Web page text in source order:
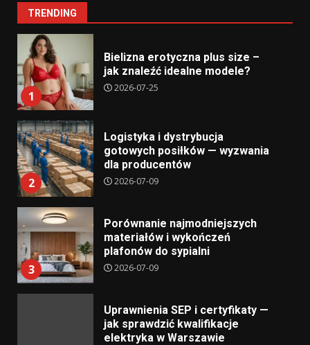
TRENDING
1
Bielizna erotyczna plus size –
jak znaleźć idealne modele?
2026-07-25
2
Logistyka i dystrybucja
gotowych posiłków — wyzwania
dla producentów
2026-07-09
3
Porównanie najmodniejszych
materiałów i wykończeń
plafonów do sypialni
2026-07-09
Uprawnienia SEP i certyfikaty —
jak sprawdzić kwalifikacje
elektryka w Warszawie